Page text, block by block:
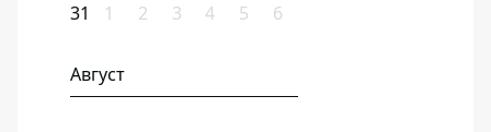
31 1 2 3 4 5 6
Август